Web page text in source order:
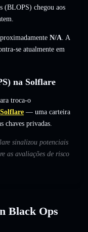
(BLOPS) chegou aos
N/A. A
se atualmente em
na Solflare
troca-o
Solflare — uma carteira
chaves privadas.
sinalizou potenciais
as avaliações de risco
Black Ops